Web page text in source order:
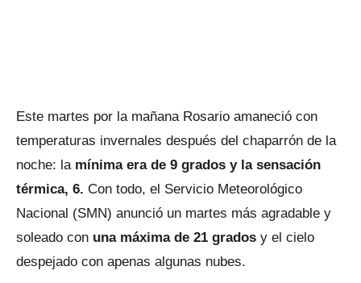
Este martes por la mañana Rosario amaneció con
temperaturas invernales después del chaparrón de la
noche: la mínima era de 9 grados y la sensación
térmica, 6. Con todo, el Servicio Meteorológico
Nacional (SMN) anunció un martes más agradable y
soleado con una máxima de 21 grados y el cielo
despejado con apenas algunas nubes.